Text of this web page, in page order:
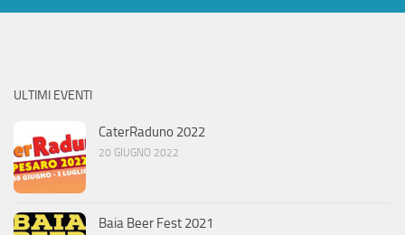
ULTIMI EVENTI
CaterRaduno 2022
20 GIUGNO 2022
Baia Beer Fest 2021